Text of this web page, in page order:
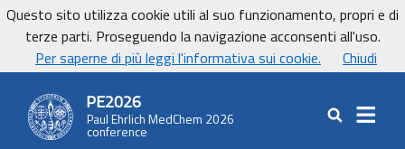
Vai ai contenuti
Vai al footer
UniCa - Università degli studi di Cagliari
UnicaNews
PE2026
Paul Ehrlich MedChem 2026
conference Cerca nel sito
Questo sito utilizza cookie utili al suo funzionamento, propri e di
terze parti. Proseguendo la navigazione acconsenti all'uso.
Per saperne di più leggi l'informativa sui cookie.
Chiudi